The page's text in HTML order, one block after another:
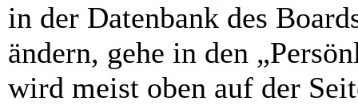
in der Datenbank des
ändern, gehe in den
wird meist oben auf der